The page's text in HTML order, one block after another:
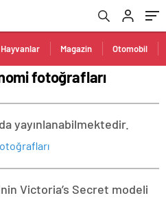
Hayvanlar Magazin Otomobil
fotoğrafları
yayınlanabilmektedir.
Victoria’s Secret modeli